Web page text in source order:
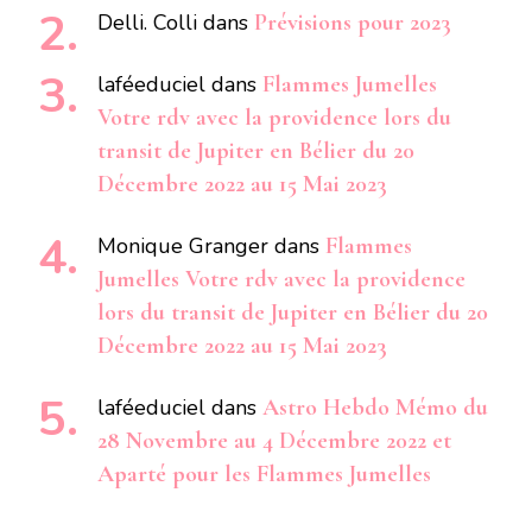
Delli. Colli dans Prévisions pour 2023
laféeduciel dans Flammes Jumelles
Votre rdv avec la providence lors du
transit de Jupiter en Bélier du 20
Décembre 2022 au 15 Mai 2023
Monique Granger dans Flammes
Jumelles Votre rdv avec la providence
lors du transit de Jupiter en Bélier du 20
Décembre 2022 au 15 Mai 2023
laféeduciel dans Astro Hebdo Mémo du
28 Novembre au 4 Décembre 2022 et
Aparté pour les Flammes Jumelles